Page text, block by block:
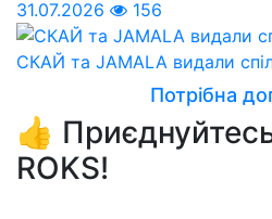
31.07.2026
156
СКАЙ та JAMALA видали
Потрібна
👍
ROKS!